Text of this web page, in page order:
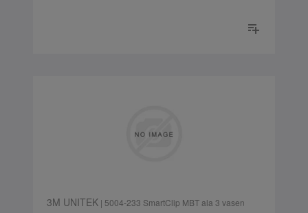
3M UNITEK| 5004-233 SmartClip MBT ala 3 vasen